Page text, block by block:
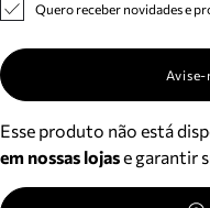
Quero receber novidades e
Avise-
Esse produto não está
em nossas lojase garantir